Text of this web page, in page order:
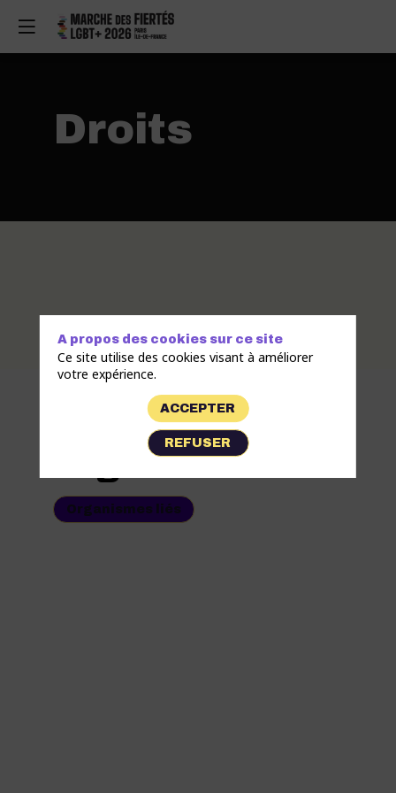
Droits
Organismes
Organismes liés
A propos des cookies sur ce site
Ce site utilise des cookies visant à améliorer
votre expérience.
ACCEPTER
REFUSER